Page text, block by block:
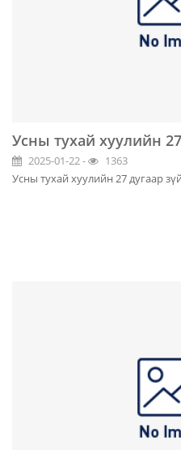
Усны тухай хуулийн
2025-01-22 -
1363
Усны тухай хуулийн 27 дугаар